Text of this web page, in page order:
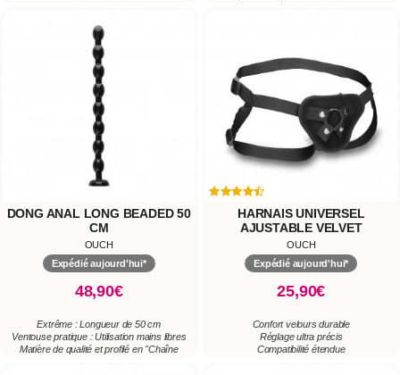
DONG ANAL LONG BEADED 50
CM
OUCH
Expédié aujourd'hui*
48,90€
Extrême : Longueur de 50 cm
Ventouse pratique : Utilisation mains libres
Matière de qualité et profilé en "Chaîne
HARNAIS UNIVERSEL
AJUSTABLE VELVET
OUCH
Expédié aujourd'hui*
25,90€
Confort velours durable
Réglage ultra précis
Compatibilité étendue